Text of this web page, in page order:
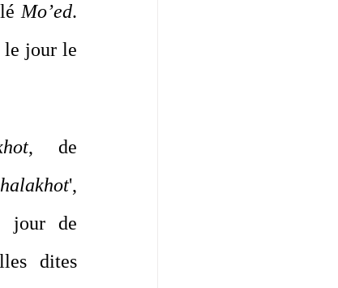
Mo’ed.
le jour le
, de
halakhot',
dites